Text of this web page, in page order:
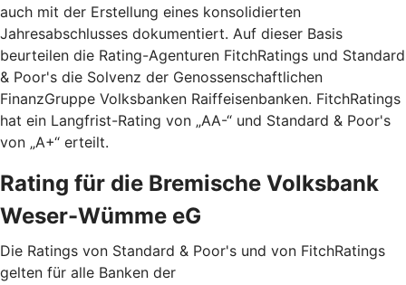
auch mit der Erstellung eines konsolidierten
Jahresabschlusses dokumentiert. Auf dieser Basis
beurteilen die Rating-Agenturen FitchRatings und Standard
& Poor's die Solvenz der Genossenschaftlichen
FinanzGruppe Volksbanken Raiffeisenbanken. FitchRatings
hat ein Langfrist-Rating von „AA-“ und Standard & Poor's
von „A+“ erteilt.
Rating für die Bremische Volksbank
Weser-Wümme eG
Die Ratings von Standard & Poor's und von FitchRatings
gelten für alle Banken der